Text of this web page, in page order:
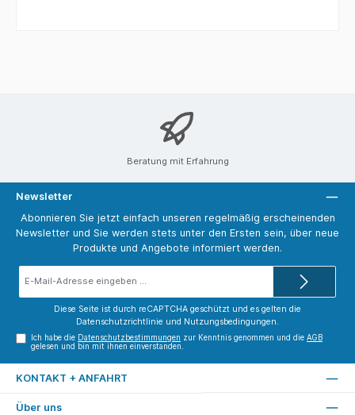
Beratung mit Erfahrung
Newsletter
Abonnieren Sie jetzt einfach unseren regelmäßig erscheinenden
Newsletter und Sie werden stets unter den Ersten sein, über neue
Produkte und Angebote informiert werden.
Diese Seite ist durch reCAPTCHA geschützt und es gelten die
Datenschutzrichtlinie und Nutzungsbedingungen
Ich habe die Datenschutzbestimmungen zur Kenntnis genommen und dieAGB
gelesen und bin mit ihnen einverstanden.
KONTAKT + ANFAHRT
Über uns